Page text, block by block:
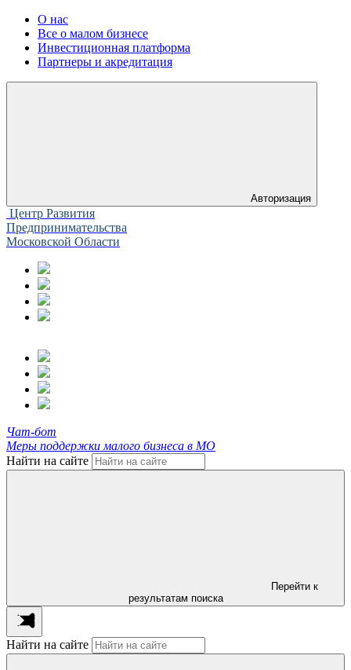
О нас
Все о малом бизнесе
Инвестиционная платформа
Партнеры и акредитация
Авторизация
Центр Развития
Предпринимательства
Московской Области
Чат-бот
Меры поддержки малого бизнеса в МО
Найти на сайте
Перейти к
результатам поиска
Найти на сайте